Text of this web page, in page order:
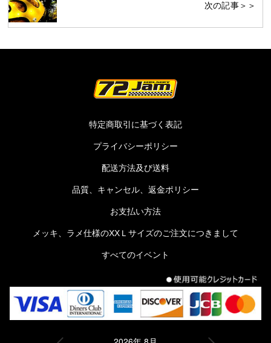
次の記事＞＞
特定商取引に基づく表記
プライバシーポリシー
配送方法及び送料
品質、キャンセル、返金ポリシー
お支払い方法
メッキ、ラメ仕様のXXＬサイズのご注文につきまして
すべてのイベント